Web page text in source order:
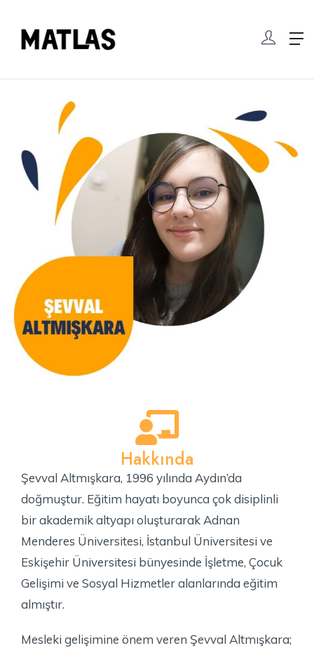
Hakkında
Şevval Altmışkara, 1996 yılında Aydın’da
doğmuştur. Eğitim hayatı boyunca çok disiplinli
bir akademik altyapı oluşturarak Adnan
Menderes Üniversitesi, İstanbul Üniversitesi ve
Eskişehir Üniversitesi bünyesinde İşletme, Çocuk
Gelişimi ve Sosyal Hizmetler alanlarında eğitim
almıştır.
Mesleki gelişimine önem veren Şevval Altmışkara;